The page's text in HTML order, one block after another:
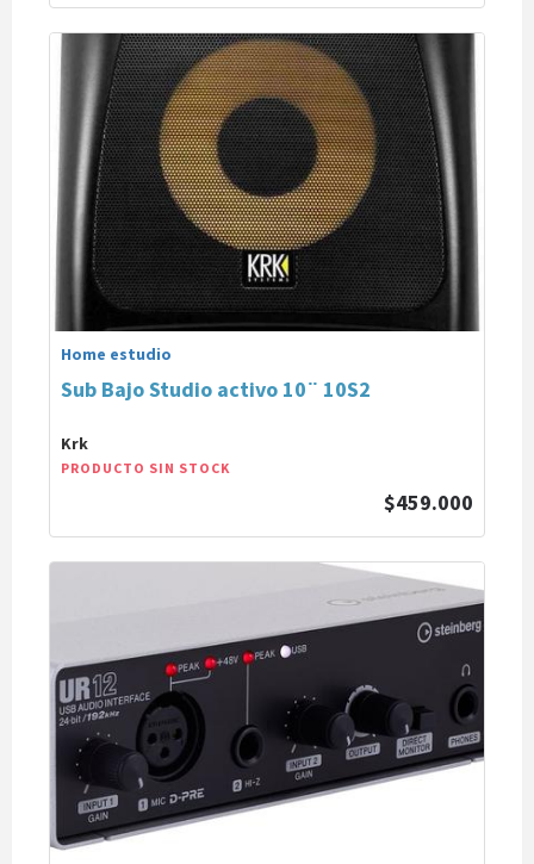
Home estudio
Sub Bajo Studio activo 10¨ 10S2
Krk
PRODUCTO SIN STOCK
$459.000